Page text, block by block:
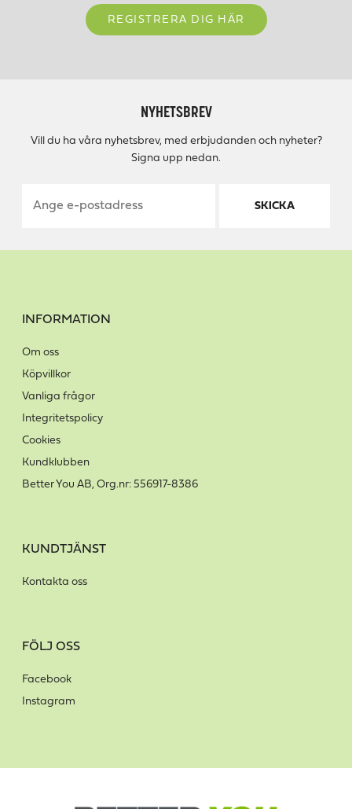
REGISTRERA DIG HÄR
NYHETSBREV
Vill du ha våra nyhetsbrev, med erbjudanden och nyheter?
Signa upp nedan.
SKICKA
INFORMATION
Om oss
Köpvillkor
Vanliga frågor
Integritetspolicy
Cookies
Kundklubben
Better You AB, Org.nr: 556917-8386
KUNDTJÄNST
Kontakta oss
FÖLJ OSS
Facebook
Instagram